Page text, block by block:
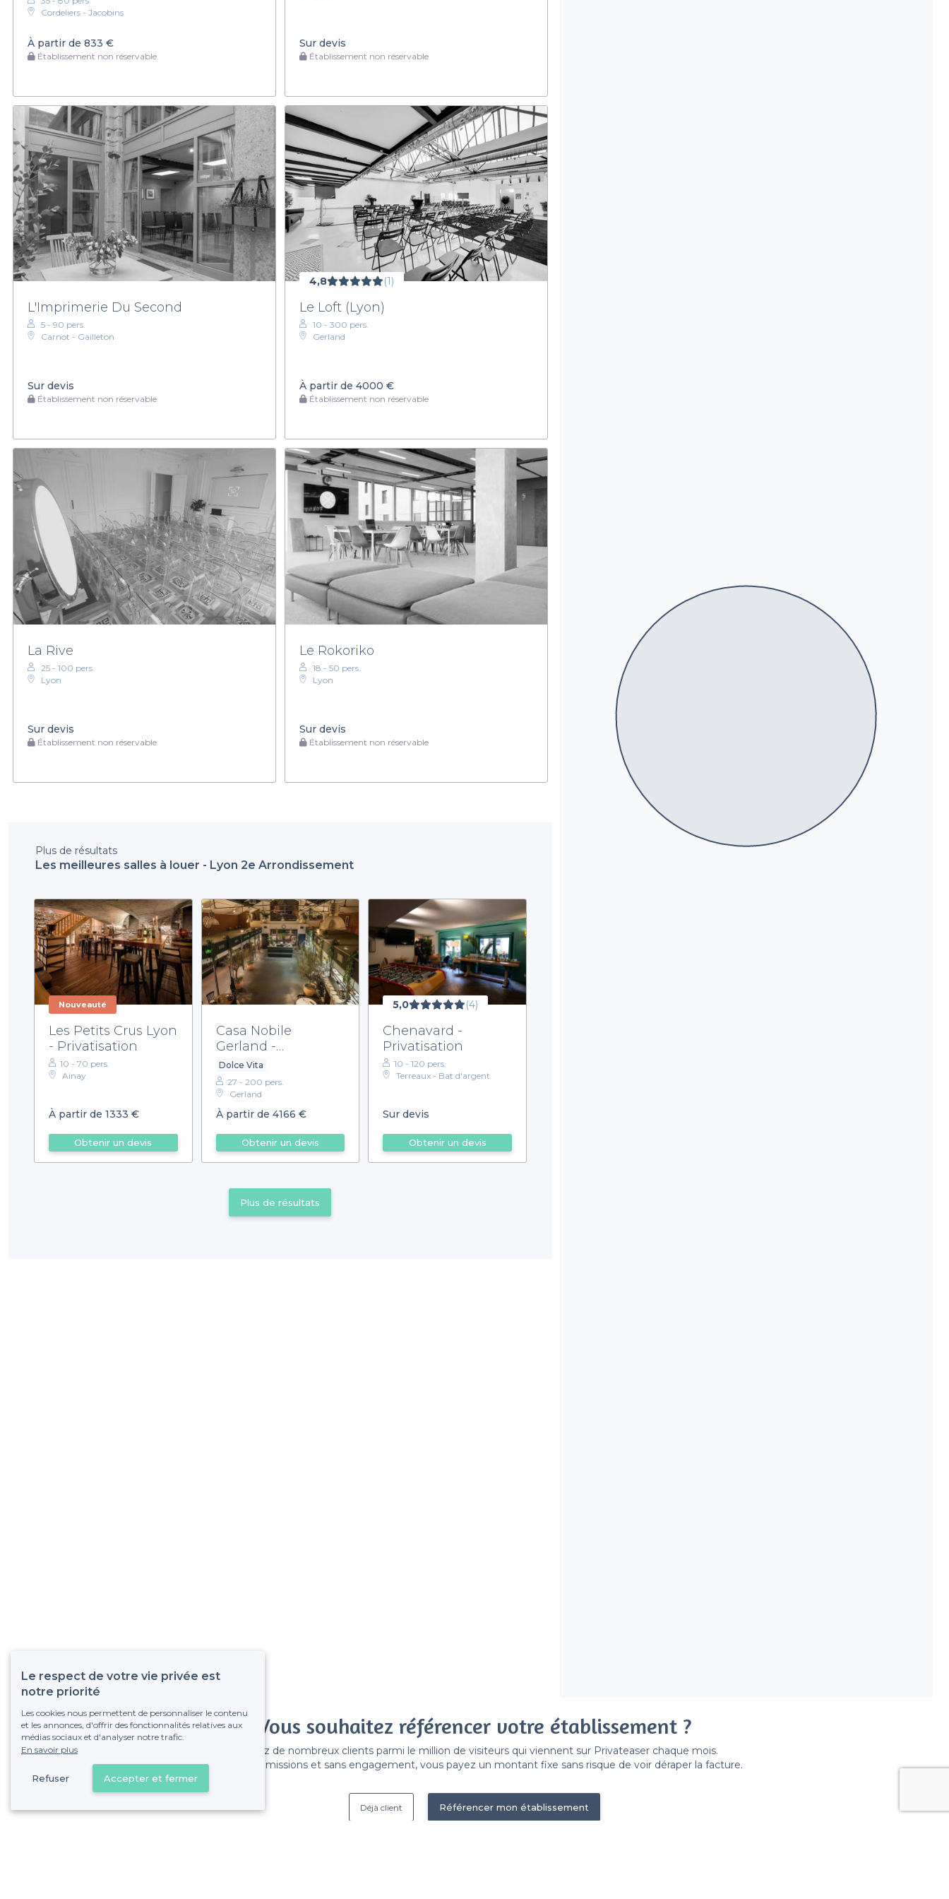
Cordeliers - Jacobins
À partir de 833 €
Établissement non réservable
Sur devis
Établissement non réservable
L'Imprimerie Du Second
5 - 90 pers.
Carnot - Gailleton
Sur devis
Établissement non réservable
4,8 (1)
Le Loft (Lyon)
10 - 300 pers.
Gerland
À partir de 4000 €
Établissement non réservable
La Rive
25 - 100 pers.
Lyon
Sur devis
Établissement non réservable
Le Rokoriko
18 - 50 pers.
Lyon
Sur devis
Établissement non réservable
Plus de résultats
Les meilleures salles à louer - Lyon 2e Arrondissement
Nouveauté
Les Petits Crus Lyon
- Privatisation
10 - 70 pers.
Ainay
À partir de 1333 €
Obtenir un devis
Casa Nobile
Gerland -
Privatisation
Dolce Vita
27 - 200 pers.
Gerland
À partir de 4166 €
Obtenir un devis
5,0 (4)
Chenavard -
Privatisation
10 - 120 pers.
Terreaux - Bat d'argent
Sur devis
Obtenir un devis
Plus de résultats
Vous souhaitez référencer votre établissement ?
Gagnez de nombreux clients parmi le million de visiteurs qui viennent sur Privateaser chaque mois.
Pas de commissions et sans engagement, vous payez un montant fixe sans risque de voir déraper la facture.
Référencer mon établissement
Déjà client
Le respect de votre vie privée est
notre priorité
Les cookies nous permettent de personnaliser le contenu
et les annonces, d'offrir des fonctionnalités relatives aux
médias sociaux et d'analyser notre trafic.
En savoir plus
Refuser Accepter et fermer